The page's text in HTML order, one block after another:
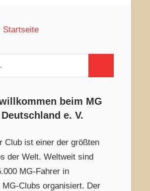
Startseite
beim MG
e. V.
Club ist einer der größten
der Welt. Weltweit sind
MG-Fahrer in
MG-Clubs organisiert. Der